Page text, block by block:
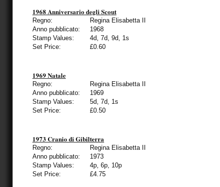
1968 Anniversario degli Scout
Regno:
Regina Elisabetta II
Anno pubblicato:
1968
Stamp Values:
4d, 7d, 9d, 1s
Set Price:
£0.60
1969 Natale
Regno:
Regina Elisabetta II
Anno pubblicato:
1969
Stamp Values:
5d, 7d, 1s
Set Price:
£0.50
1973 Cranio di Gibilterra
Regno:
Regina Elisabetta II
Anno pubblicato:
1973
Stamp Values:
4p, 6p, 10p
Set Price:
£4.75